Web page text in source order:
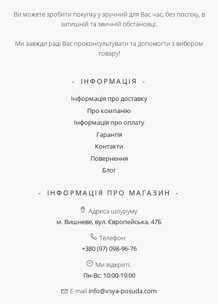
Ви можете зробити покупку у зручний для Вас час, без поспіху, в
затишній та звичній обстановці.
Ми завжди раді Вас проконсультувати та допомогти з вибором
товару!
ІНФОРМАЦІЯ
Інформація про доставку
Про компанію
Інформація про оплату
Гарантія
Контакти
Повернення
Блог
ІНФОРМАЦІЯ ПРО МАГАЗИН
Адреса шоуруму
м. Вишневе, вул. Європейська, 47Б
Телефон:
+380 (97) 098-96-76
Ми відкриті:
Пн-Вс: 10:00-19:00
E-mail info@vsya-posuda.com